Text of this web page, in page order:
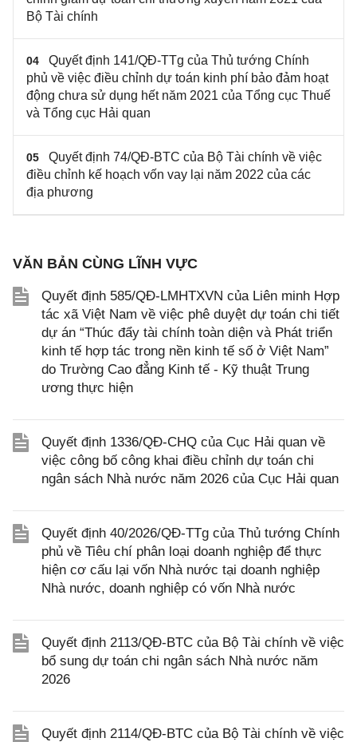
Bộ Tài chính
04
Quyết định 141/QĐ-TTg của Thủ tướng Chính
phủ về việc điều chỉnh dự toán kinh phí bảo đảm hoạt
động chưa sử dụng hết năm 2021 của Tổng cục Thuế
và Tổng cục Hải quan
05
Quyết định 74/QĐ-BTC của Bộ Tài chính về việc
điều chỉnh kế hoạch vốn vay lại năm 2022 của các
địa phương
VĂN BẢN CÙNG LĨNH VỰC
Quyết định 585/QĐ-LMHTXVN của Liên minh Hợp
tác xã Việt Nam về việc phê duyệt dự toán chi tiết
dự án “Thúc đẩy tài chính toàn diện và Phát triển
kinh tế hợp tác trong nền kinh tế số ở Việt Nam”
do Trường Cao đẳng Kinh tế - Kỹ thuật Trung
ương thực hiện
Quyết định 1336/QĐ-CHQ của Cục Hải quan về
việc công bố công khai điều chỉnh dự toán chi
ngân sách Nhà nước năm 2026 của Cục Hải quan
Quyết định 40/2026/QĐ-TTg của Thủ tướng Chính
phủ về Tiêu chí phân loại doanh nghiệp để thực
hiện cơ cấu lại vốn Nhà nước tại doanh nghiệp
Nhà nước, doanh nghiệp có vốn Nhà nước
Quyết định 2113/QĐ-BTC của Bộ Tài chính về việc
bổ sung dự toán chi ngân sách Nhà nước năm
2026
Quyết định 2114/QĐ-BTC của Bộ Tài chính về việc